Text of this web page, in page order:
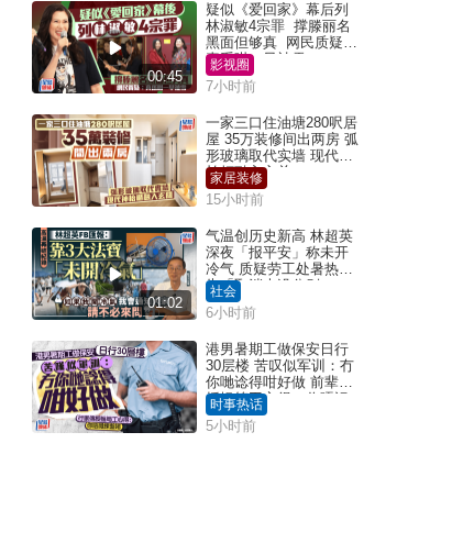
00:45
疑似《爱回家》幕后列
林淑敏4宗罪 撑滕丽名
黑面但够真 网民质疑：
真系咁一早被雪
影视圈
7小时前
一家三口住油塘280呎居
屋 35万装修间出两房 弧
形玻璃取代实墙 现代神
枱柜融入玄关
家居装修
15小时前
01:02
气温创历史新高 林超英
深夜「报平安」称未开
冷气 质疑劳工处暑热警
告「取消也没分别」
社会
6小时前
港男暑期工做保安日行
30层楼 苦叹似军训：冇
你哋谂得咁好做 前辈传
授揾笋工心得：你唔识
拣盘啫｜Juicy叮
时事热话
5小时前